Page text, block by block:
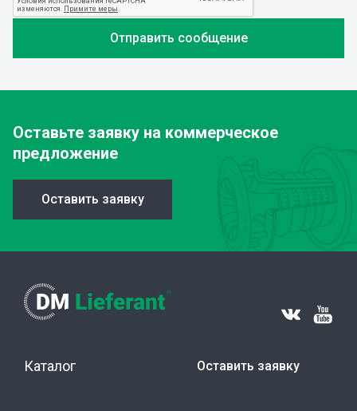
Оставьте заявку на коммерческое
предложение
Оставить заявку
Каталог Оставить заявку